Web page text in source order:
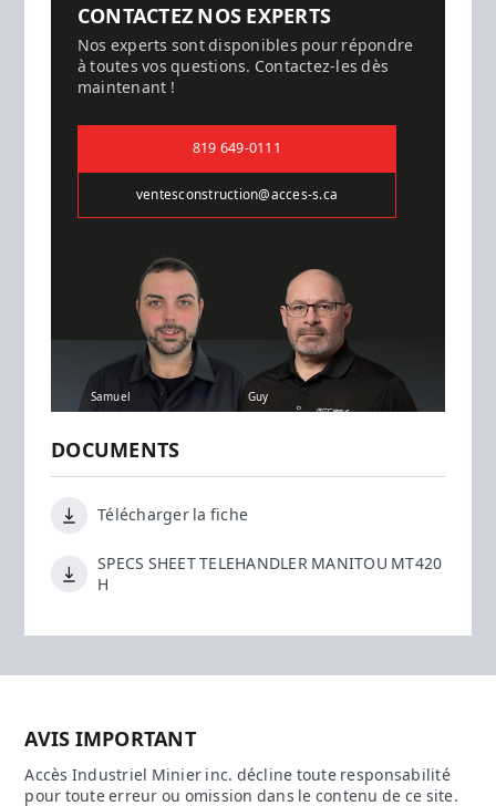
CONTACTEZ NOS EXPERTS
Nos experts sont disponibles pour répondre
à toutes vos questions. Contactez-les dès
maintenant !
819 649-0111
ventesconstruction@acces-s.ca
Samuel Guy
DOCUMENTS
Télécharger la fiche
SPECS SHEET TELEHANDLER MANITOU MT420
H
AVIS IMPORTANT
Accès Industriel Minier inc. décline toute responsabilité
pour toute erreur ou omission dans le contenu de ce site.